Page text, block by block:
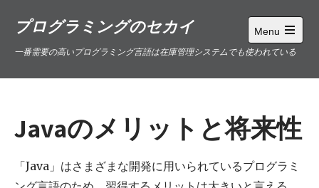
プログラミングのセカイ
一番需要の高いプログラミング言語は在庫管理システムでも使われている
Menu
Open
main
Javaのメリットと将来性
「Java」はさまざまな開発に用いられているプログラミ